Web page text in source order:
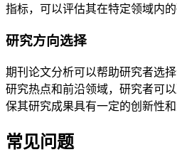
指标，可以评估其在特定领域内的
研究方向选择
期刊论文分析可以帮助研究者选
研究热点和前沿领域，研究者可
保其研究成果具有一定的创新性和
常见问题